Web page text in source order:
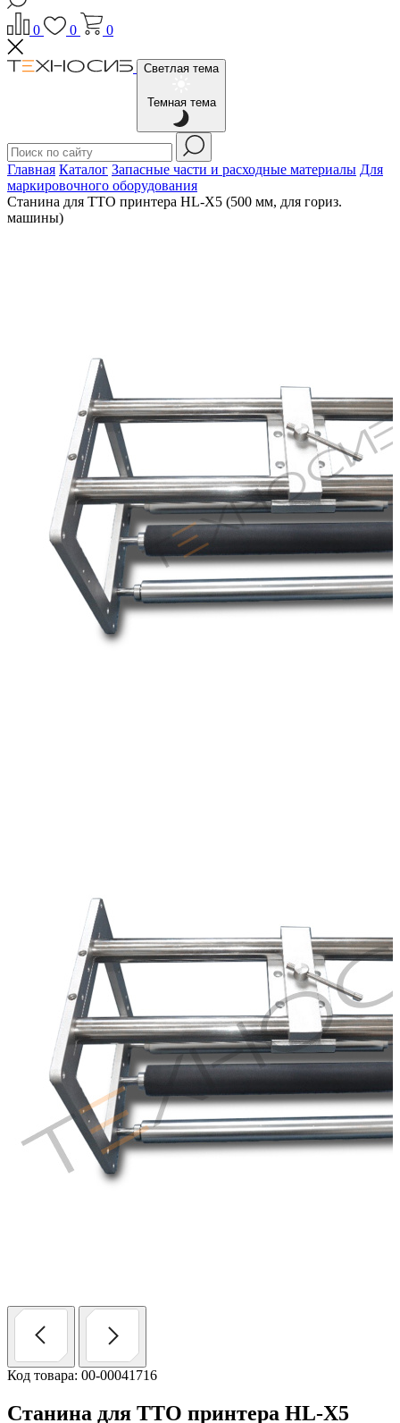
0 0 0
Светлая тема
Темная тема
Главная Каталог Запасные части и расходные материалы Для
маркировочного оборудования
Станина для ТТО принтера HL-X5 (500 мм, для гориз.
машины)
Код товара: 00-00041716
Станина для ТТО принтера HL-X5